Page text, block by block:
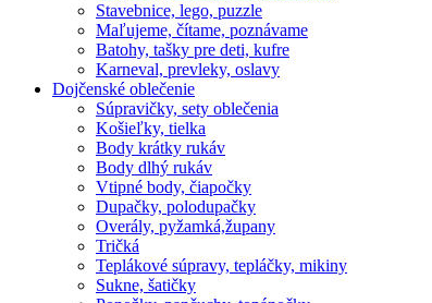
Stavebnice, lego, puzzle
Maľujeme, čítame, poznávame
Batohy, tašky pre deti, kufre
Karneval, prevleky, oslavy
Dojčenské oblečenie
Súpravičky, sety oblečenia
Košieľky, tielka
Body krátky rukáv
Body dlhý rukáv
Vtipné body, čiapočky
Dupačky, polodupačky
Overály, pyžamká,župany
Tričká
Teplákové súpravy, tepláčky, mikiny
Sukne, šatičky